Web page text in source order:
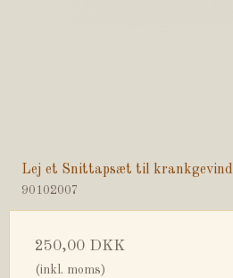
Lej et Snittapsæt til krankgevind
90102007
250,00 DKK
(inkl. moms)